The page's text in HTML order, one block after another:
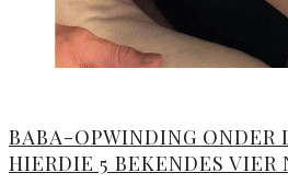
BABA-OPWINDING ONDER
HIERDIE 5 BEKENDES VIER